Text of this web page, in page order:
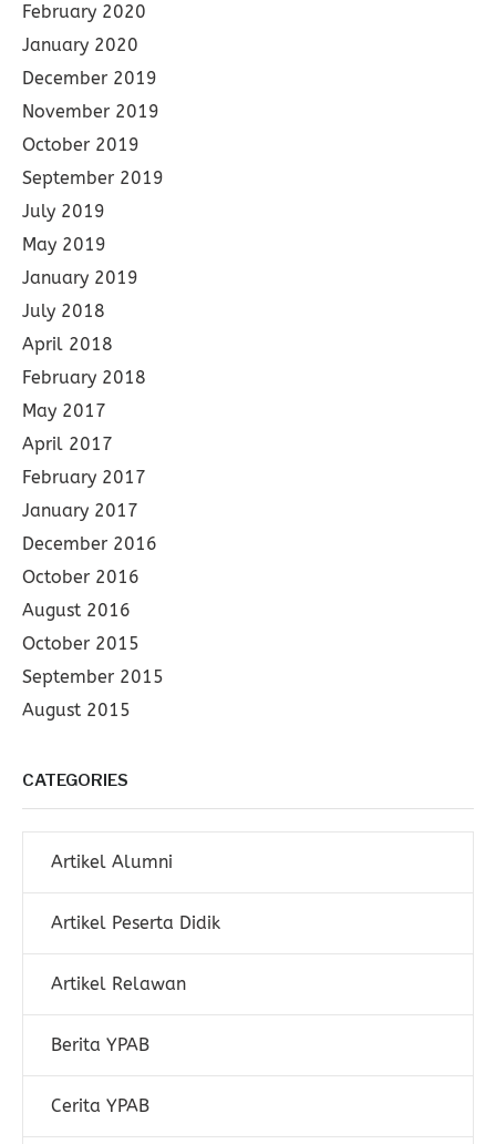
February 2020
January 2020
December 2019
November 2019
October 2019
September 2019
July 2019
May 2019
January 2019
July 2018
April 2018
February 2018
May 2017
April 2017
February 2017
January 2017
December 2016
October 2016
August 2016
October 2015
September 2015
August 2015
CATEGORIES
Artikel Alumni
Artikel Peserta Didik
Artikel Relawan
Berita YPAB
Cerita YPAB